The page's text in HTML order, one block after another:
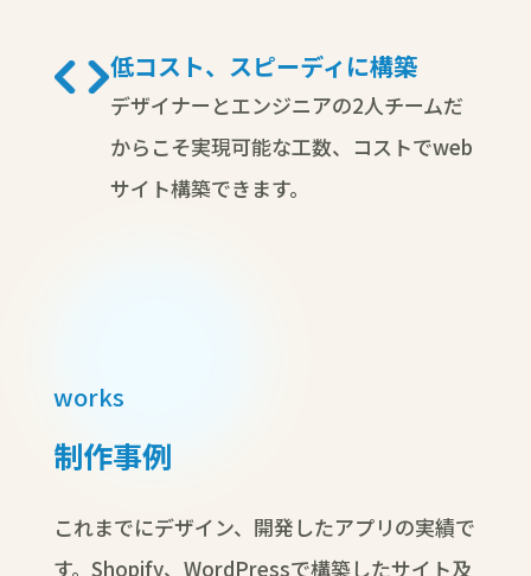
低コスト、スピーディに構築
デザイナーとエンジニアの2人チームだ
からこそ実現可能な工数、コストでweb
サイト構築できます。
works
制作事例
これまでにデザイン、開発したアプリの実績で
す。Shopify、WordPressで構築したサイト及